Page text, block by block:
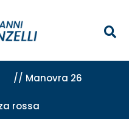
// Manovra 26
rossa